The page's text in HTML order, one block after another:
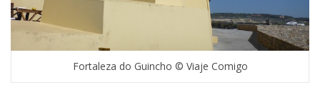
Fortaleza do Guincho © Viaje Comigo